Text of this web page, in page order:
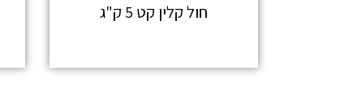
חול קלין קט 5 ק"ג